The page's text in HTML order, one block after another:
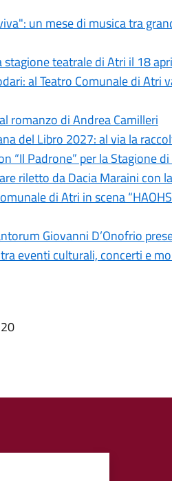
un mese di musica tra
stagione teatrale di Atri il 18
al Teatro Comunale di Atri
romanzo di Andrea Camilleri
del Libro 2027: al via la
“Il Padrone” per la Stagione
riletto da Dacia Maraini con
di Atri in scena
Giovanni D’Onofrio
eventi culturali, concerti e